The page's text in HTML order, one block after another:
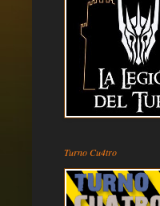
Turno Cu4tro